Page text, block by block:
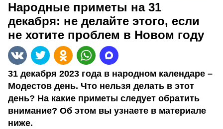
Народные приметы на 31
декабря: не делайте этого, если
не хотите проблем в Новом году
31 декабря 2023 года в народном календаре –
Модестов день. Что нельзя делать в этот
день? На какие приметы следует обратить
внимание? Об этом вы узнаете в материале
ниже.